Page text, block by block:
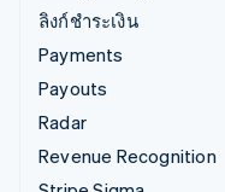
ลิงก์ชำระเงิน
Payments
Payouts
Radar
Revenue Recognition